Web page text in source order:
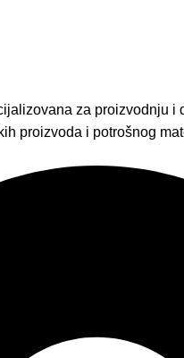
za proizvodnju i
proizvoda i potrošnog